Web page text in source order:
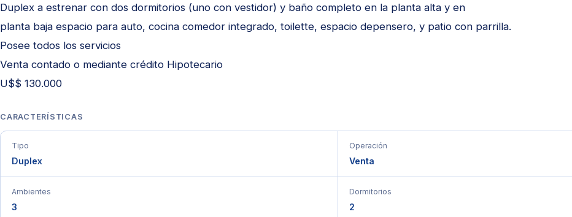
Duplex a estrenar con dos dormitorios (uno con vestidor) y baño completo en la planta alta y en
planta baja espacio para auto, cocina comedor integrado, toilette, espacio depensero, y patio con parrilla.
Posee todos los servicios
Venta contado o mediante crédito Hipotecario
U$$ 130.000
CARACTERÍSTICAS
Tipo
Duplex
Operación
Venta
Ambientes
3
Dormitorios
2